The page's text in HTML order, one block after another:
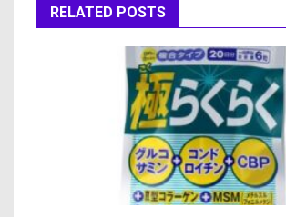
ー RELATED POSTS